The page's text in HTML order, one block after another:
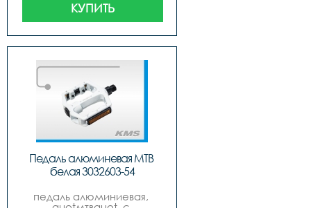
КУПИТЬ
Педаль алюминевая МТВ
белая 3032603-54
педаль алюминиевая,